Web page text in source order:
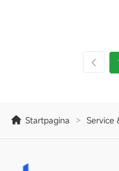
Startpagina > Service